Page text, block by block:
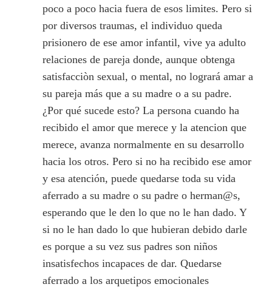
poco a poco hacia fuera de esos limites. Pero si
por diversos traumas, el individuo queda
prisionero de ese amor infantil, vive ya adulto
relaciones de pareja donde, aunque obtenga
satisfacciòn sexual, o mental, no logrará amar a
su pareja más que a su madre o a su padre.
¿Por qué sucede esto? La persona cuando ha
recibido el amor que merece y la atencion que
merece, avanza normalmente en su desarrollo
hacia los otros. Pero si no ha recibido ese amor
y esa atención, puede quedarse toda su vida
aferrado a su madre o su padre o herman@s,
esperando que le den lo que no le han dado. Y
si no le han dado lo que hubieran debido darle
es porque a su vez sus padres son niños
insatisfechos incapaces de dar. Quedarse
aferrado a los arquetipos emocionales